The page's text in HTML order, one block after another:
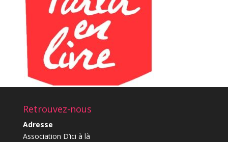
Retrouvez-nous
Adresse
Association D’ici à là